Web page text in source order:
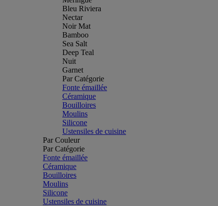
Bleu Riviera
Nectar
Noir Mat
Bamboo
Sea Salt
Deep Teal
Nuit
Garnet
Par Catégorie
Fonte émaillée
Céramique
Bouilloires
Moulins
Silicone
Ustensiles de cuisine
Par Couleur
Par Catégorie
Fonte émaillée
Céramique
Bouilloires
Moulins
Silicone
Ustensiles de cuisine